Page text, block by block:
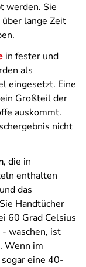
werden. Sie
lange Zeit
in fester und
als
eingesetzt. Eine
Großteil der
auskommt.
nicht
, die in
enthalten
das
Handtücher
60 Grad Celsius
waschen, ist
Wenn im
eine 40-